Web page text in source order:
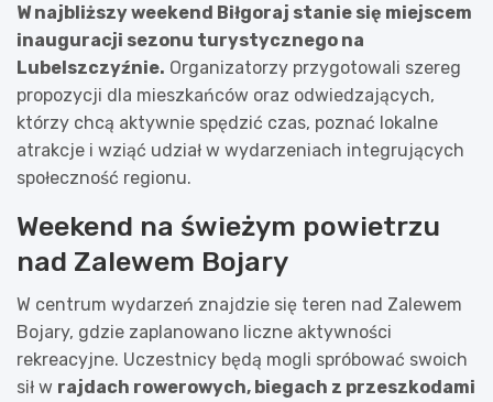
W najbliższy weekend Biłgoraj stanie się miejscem
inauguracji sezonu turystycznego na
Lubelszczyźnie. Organizatorzy przygotowali szereg
propozycji dla mieszkańców oraz odwiedzających,
którzy chcą aktywnie spędzić czas, poznać lokalne
atrakcje i wziąć udział w wydarzeniach integrujących
społeczność regionu.
Weekend na świeżym powietrzu
nad Zalewem Bojary
W centrum wydarzeń znajdzie się teren nad Zalewem
Bojary, gdzie zaplanowano liczne aktywności
rekreacyjne. Uczestnicy będą mogli spróbować swoich
sił w rajdach rowerowych, biegach z przeszkodami